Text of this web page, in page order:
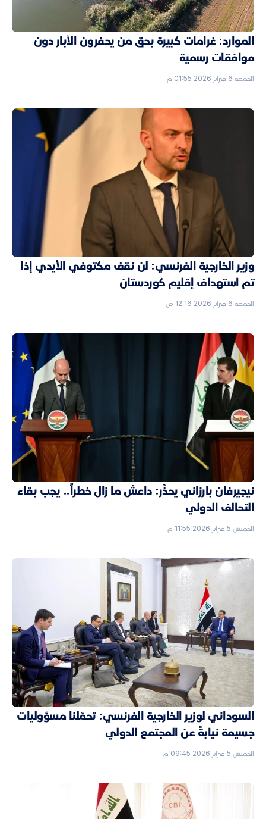
الموارد: غرامات كبيرة بحق من يحفرون الآبار دون
موافقات رسمية
الجمعة 6 فبراير 2026 01:55 م
وزير الخارجية الفرنسي: لن نقف مكتوفي الأيدي إذا
تم استهداف إقليم كوردستان
الجمعة 6 فبراير 2026 12:16 ص
نيجيرفان بارزاني يحذّر: داعش ما زال خطراً.. يجب بقاء
التحالف الدولي
الخميس 5 فبراير 2026 11:55 م
السوداني لوزير الخارجية الفرنسي: تحمّلنا مسؤوليات
جسيمة نيابةً عن المجتمع الدولي
الخميس 5 فبراير 2026 09:45 م